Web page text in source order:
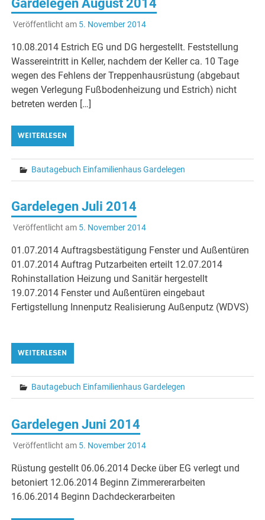
Gardelegen August 2014
Veröffentlicht am 5. November 2014
10.08.2014 Estrich EG und DG hergestellt. Feststellung
Wassereintritt in Keller, nachdem der Keller ca. 10 Tage
wegen des Fehlens der Treppenhausrüstung (abgebaut
wegen Verlegung Fußbodenheizung und Estrich) nicht
betreten werden […]
WEITERLESEN
Bautagebuch Einfamilienhaus Gardelegen
Gardelegen Juli 2014
Veröffentlicht am 5. November 2014
01.07.2014 Auftragsbestätigung Fenster und Außentüren
01.07.2014 Auftrag Putzarbeiten erteilt 12.07.2014
Rohinstallation Heizung und Sanitär hergestellt
19.07.2014 Fenster und Außentüren eingebaut
Fertigstellung Innenputz Realisierung Außenputz (WDVS)
WEITERLESEN
Bautagebuch Einfamilienhaus Gardelegen
Gardelegen Juni 2014
Veröffentlicht am 5. November 2014
Rüstung gestellt 06.06.2014 Decke über EG verlegt und
betoniert 12.06.2014 Beginn Zimmererarbeiten
16.06.2014 Beginn Dachdeckerarbeiten